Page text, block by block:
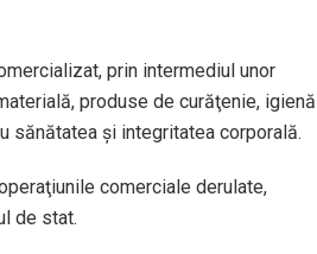
prin intermediul unor
produse de curăţenie, igienă
sănătatea şi integritatea corporală.
comerciale derulate,
de stat.